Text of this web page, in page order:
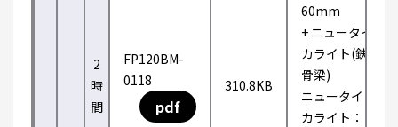
2
時
間
FP120BM-
0118
pdf
310.8KB
60mm
+ ニュータイ
カライト(鉄
骨梁)
ニュータイ
カライト：